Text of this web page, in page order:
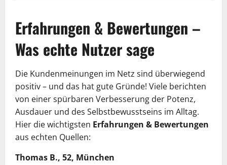
Erfahrungen & Bewertungen –
Was echte Nutzer sage
Die Kundenmeinungen im Netz sind überwiegend
positiv – und das hat gute Gründe! Viele berichten
von einer spürbaren Verbesserung der Potenz,
Ausdauer und des Selbstbewusstseins im Alltag.
Hier die wichtigsten Erfahrungen & Bewertungen
aus echten Quellen:
Thomas B., 52, München